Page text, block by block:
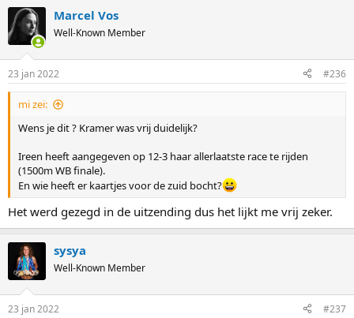
c
t
s
:
Marcel Vos
Well-Known Member
23 jan 2022 #236
mi zei:
Wens je dit ? Kramer was vrij duidelijk?
Ireen heeft aangegeven op 12-3 haar allerlaatste race te rijden
(1500m WB finale).
En wie heeft er kaartjes voor de zuid bocht?
Het werd gezegd in de uitzending dus het lijkt me vrij zeker.
sysya
Well-Known Member
23 jan 2022 #237